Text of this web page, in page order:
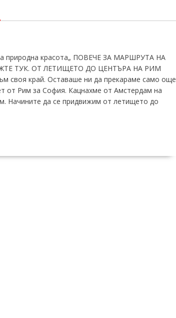
природна красота„ ПОВЕЧЕ ЗА МАРШРУТА НА
ТУК. ОТ ЛЕТИЩЕТО ДО ЦЕНТЪРА НА РИМ
своя край. Оставаше ни да прекараме само още
от Рим за София. Кацнахме от Амстердам на
Начините да се придвижим от летището до